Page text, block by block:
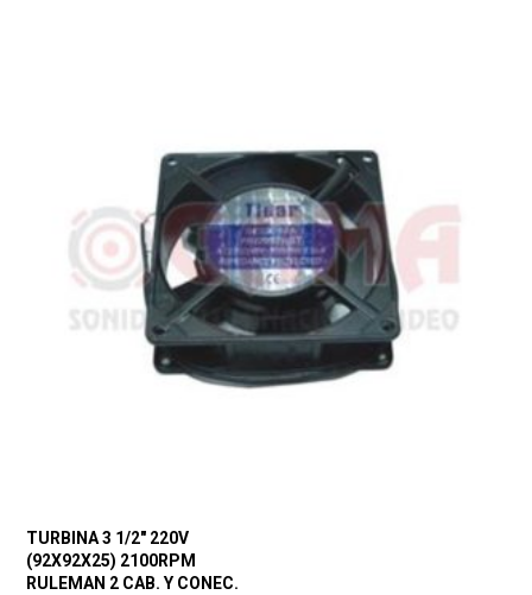
TURBINA 3 1/2″ 220V
(92X92X25) 2100RPM
RULEMAN 2 CAB. Y CONEC.